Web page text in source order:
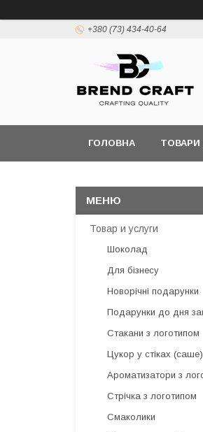
+380 (73) 434-40-64
ГОЛОВНА ТОВАРИ
Товар и услуги
Шоколад
Для бізнесу
Новорічні подарунки
Подарунки до дня
Стакани з логотипом
Цукор у стіках (саше)
Ароматизатори з
Стрічка з логотипом
Смаколики